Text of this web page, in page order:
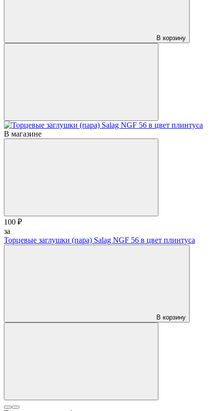
В корзину
В магазине
100 ₽
за
Торцевые заглушки (пара) Salag NGF 56 в цвет плинтуса
В корзину